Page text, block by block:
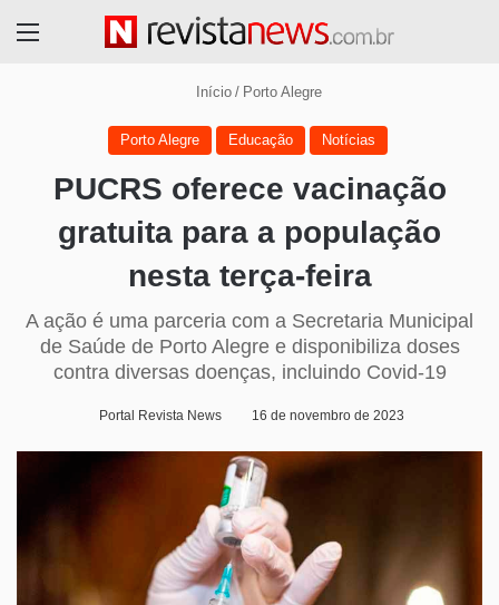
Início / Porto Alegre
Porto Alegre Educação Notícias
PUCRS oferece vacinação
gratuita para a população
nesta terça-feira
A ação é uma parceria com a Secretaria Municipal
de Saúde de Porto Alegre e disponibiliza doses
contra diversas doenças, incluindo Covid-19
Portal Revista News 16 de novembro de 2023